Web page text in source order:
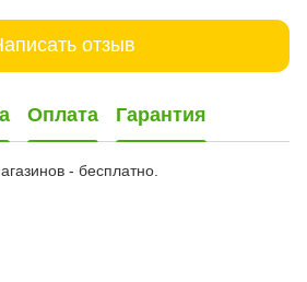
отзыв
Оплата Гарантия
- бесплатно.